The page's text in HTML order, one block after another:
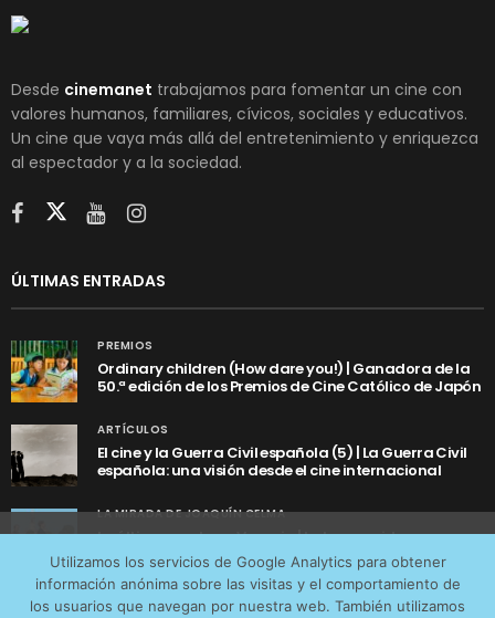
Desde cinemanet trabajamos para fomentar un cine con
valores humanos, familiares, cívicos, sociales y educativos.
Un cine que vaya más allá del entretenimiento y enriquezca
al espectador y a la sociedad.
ÚLTIMAS ENTRADAS
PREMIOS
Ordinary children (How dare you!) | Ganadora de la
50.ª edición de los Premios de Cine Católico de Japón
ARTÍCULOS
El cine y la Guerra Civil española (5) | La Guerra Civil
española: una visión desde el cine internacional
LA MIRADA DE JOAQUÍN CELMA
La última ronda en Venecia | La buena vida
Utilizamos los servicios de Google Analytics para obtener
información anónima sobre las visitas y el comportamiento de
los usuarios que navegan por nuestra web. También utilizamos
tráfico web que recibimos y conocer los servicios que
más os interesan. Puede cambiar las preferencias y